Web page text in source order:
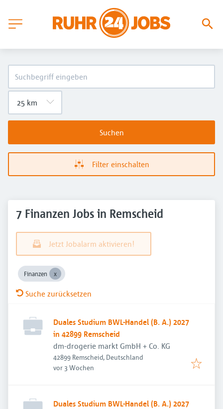
Suchen
Filter einschalten
7 Finanzen Jobs in Remscheid
Jetzt Jobalarm aktivieren!
Finanzen
Suche zurücksetzen
Duales Studium BWL-Handel (B. A.) 2027
in 42899 Remscheid
dm-drogerie markt GmbH + Co. KG
42899 Remscheid, Deutschland
Veröffentlicht
vor 3 Wochen
Duales Studium BWL-Handel (B. A.) 2027